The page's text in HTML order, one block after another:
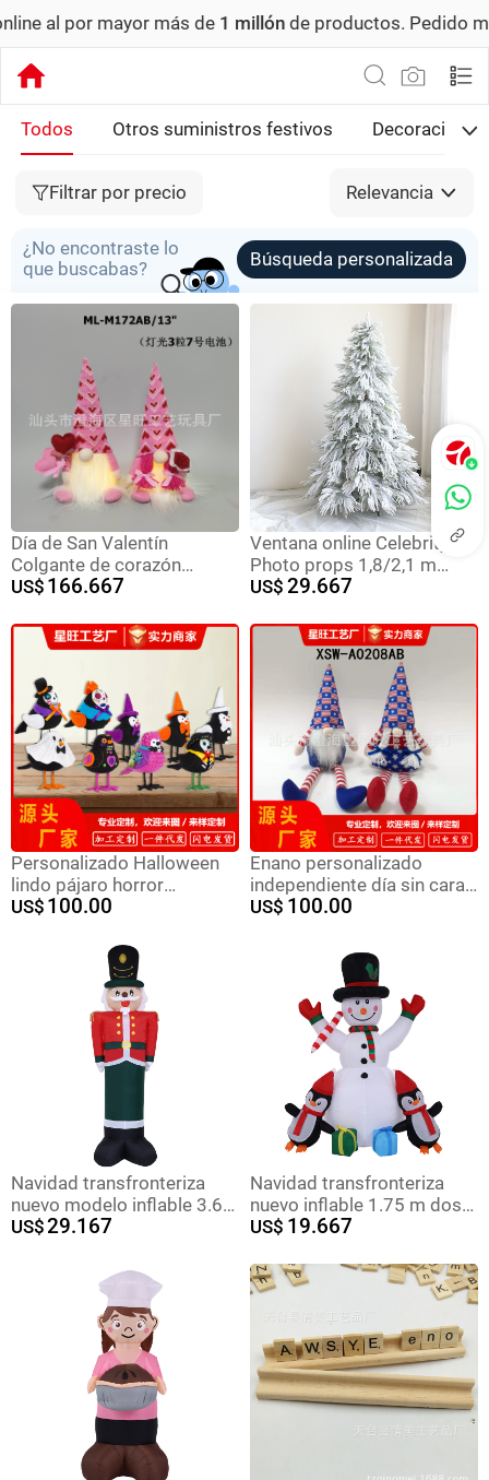
más de1 millónde productos. Pedido mínimo: US$ 6,000
Todos Otros suministros festivos Decoración
Filtrar por precio Relevancia
¿No encontraste lo
que buscabas?
Búsqueda personalizada
Día de San Valentín
Colgante de corazón
Decoración de ventanas
de flores Decoración de
vacaciones Estilo para
dibujar en forma de
corazón Casa Navidad
US$ 166.667
Ventana online Celebrity
Photo props 1,8/2,1 m
decoración de Navidad PE
De Navidad
US$ 29.667
Personalizado Halloween
lindo pájaro horror
fotografía festival de
ventana de pájaro
decoración de escritorio se
puede personalizar
US$ 100.00
Enano personalizado
independiente día sin cara
muñeca adorable sentado
piernas largas Rudolph
US$ 100.00
Navidad transfronteriza
nuevo modelo inflable 3.6
m soldado de pie
US$29.167
Navidad transfronteriza
nuevo inflable 1.75 m dos
pingüinos muñeco de nieve
US$ 19.667